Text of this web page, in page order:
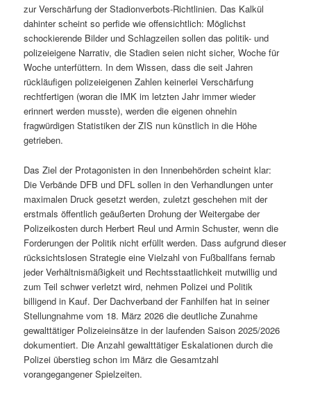
zur Verschärfung der Stadionverbots-Richtlinien. Das Kalkül
dahinter scheint so perfide wie offensichtlich: Möglichst
schockierende Bilder und Schlagzeilen sollen das politik- und
polizeieigene Narrativ, die Stadien seien nicht sicher, Woche für
Woche unterfüttern. In dem Wissen, dass die seit Jahren
rückläufigen polizeieigenen Zahlen keinerlei Verschärfung
rechtfertigen (woran die IMK im letzten Jahr immer wieder
erinnert werden musste), werden die eigenen ohnehin
fragwürdigen Statistiken der ZIS nun künstlich in die Höhe
getrieben.
Das Ziel der Protagonisten in den Innenbehörden scheint klar:
Die Verbände DFB und DFL sollen in den Verhandlungen unter
maximalen Druck gesetzt werden, zuletzt geschehen mit der
erstmals öffentlich geäußerten Drohung der Weitergabe der
Polizeikosten durch Herbert Reul und Armin Schuster, wenn die
Forderungen der Politik nicht erfüllt werden. Dass aufgrund dieser
rücksichtslosen Strategie eine Vielzahl von Fußballfans fernab
jeder Verhältnismäßigkeit und Rechtsstaatlichkeit mutwillig und
zum Teil schwer verletzt wird, nehmen Polizei und Politik
billigend in Kauf. Der Dachverband der Fanhilfen hat in seiner
Stellungnahme vom 18. März 2026 die deutliche Zunahme
gewalttätiger Polizeieinsätze in der laufenden Saison 2025/2026
dokumentiert. Die Anzahl gewalttätiger Eskalationen durch die
Polizei überstieg schon im März die Gesamtzahl
vorangegangener Spielzeiten.